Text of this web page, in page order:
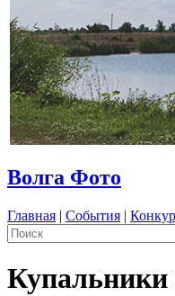
Волга Фото
Главная | События |
Купальники